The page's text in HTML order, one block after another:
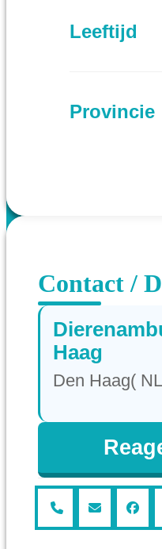
Leeftijd
Provincie
Contact /
Haag
Den Haag(